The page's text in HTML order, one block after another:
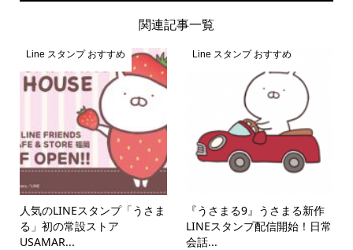
関連記事一覧
Line スタンプ おすすめ
人気のLINEスタンプ「うさま
る」初の常設ストア
USAMAR...
Line スタンプ おすすめ
『うさまる9』うさまる新作
LINEスタンプ配信開始！日常
会話...